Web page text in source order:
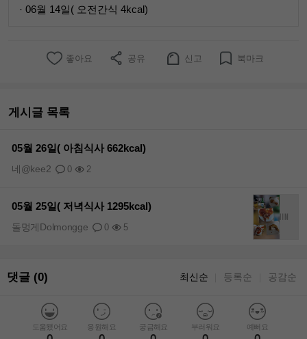
· 06월 14일( 오전간식 4kcal)
좋아요 공유 신고 북마크
게시글 목록
05월 26일( 아침식사 662kcal)
0 2
네@kee2
05월 25일( 저녁식사 1295kcal)
0 5
돌멍게Dolmongge
댓글 (0) 최신순 등록순 공감순
도움됐어요 응원해요 궁금해요 부러워요 예뻐요